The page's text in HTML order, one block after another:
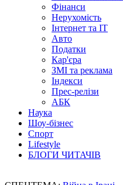
Фінанси
Нерухомість
Інтернет та IT
Авто
Податки
Кар'єра
ЗМІ та реклама
Індекси
Прес-релізи
АБК
Наука
Шоу-бізнес
Спорт
Lifestyle
БЛОГИ ЧИТАЧІВ